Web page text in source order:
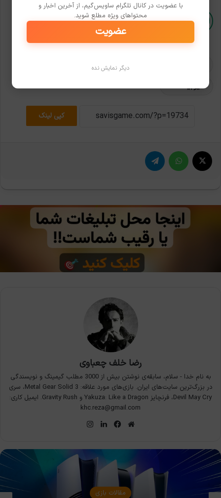
0
0
Assassin's Creed Shadows
یوبیسافت
کپی لینک
رضا خلف چعباوی
به نام خدا - سلام، سابقه‌ی نوشتن بیش از 3000 مطلب گیمینگ و نویسندگی
در بزرگ‌ترین سایت‌های ایران. بازی‌های مورد علاقه: Metal Gear Solid 3، سری
Devil May Cry، فرنچایز Yakuza: Like a Dragon و Gravity Rush. ایمیل کاری:
khc.reza@gmail.com
وبسایت
فیس
لینکدین
اخبار بازی
با عضویت در کانال تلگرام ساویس‌گیم، از آخرین اخبار و
محتواهای ویژه مطلع شوید.
عضویت
دیگر نمایش نده